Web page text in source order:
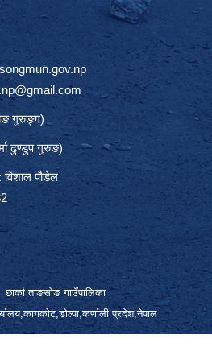
गुरुङ्ग)
ढुण्डुप गुरुङ)
पौडेल
ताङसोङ गाउँपालिका
प्रदेश,नेपाल